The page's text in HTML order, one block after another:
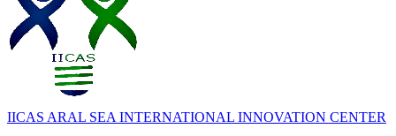
IICAS ARAL SEA INTERNATIONAL INNOVATION CENTER